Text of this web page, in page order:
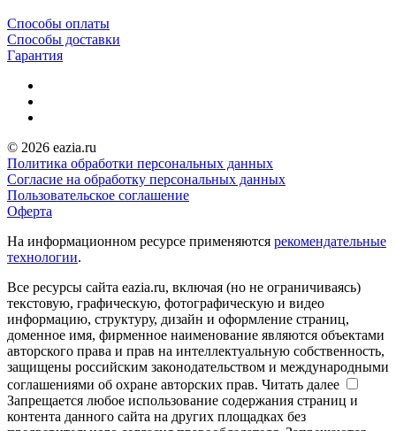
Способы оплаты
Способы доставки
Гарантия
© 2026 eazia.ru
Политика обработки персональных данных
Согласие на обработку персональных данных
Пользовательское соглашение
Оферта
На информационном ресурсе применяются рекомендательные
технологии.
Все ресурсы сайта eazia.ru, включая (но не ограничиваясь)
текстовую, графическую, фотографическую и видео
информацию, структуру, дизайн и оформление страниц,
доменное имя, фирменное наименование являются объектами
авторского права и прав на интеллектуальную собственность,
защищены российским законодательством и международными
соглашениями об охране авторских прав. Читать далее
Запрещается любое использование содержания страниц и
контента данного сайта на других площадках без